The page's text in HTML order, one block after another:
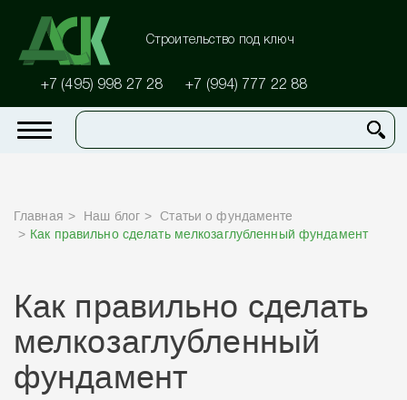
Строительство под ключ
+7 (495) 998 27 28 +7 (994) 777 22 88
Главная Наш блог
Статьи о фундаменте
Как правильно сделать мелкозаглубленный фундамент
Как правильно сделать
мелкозаглубленный
фундамент